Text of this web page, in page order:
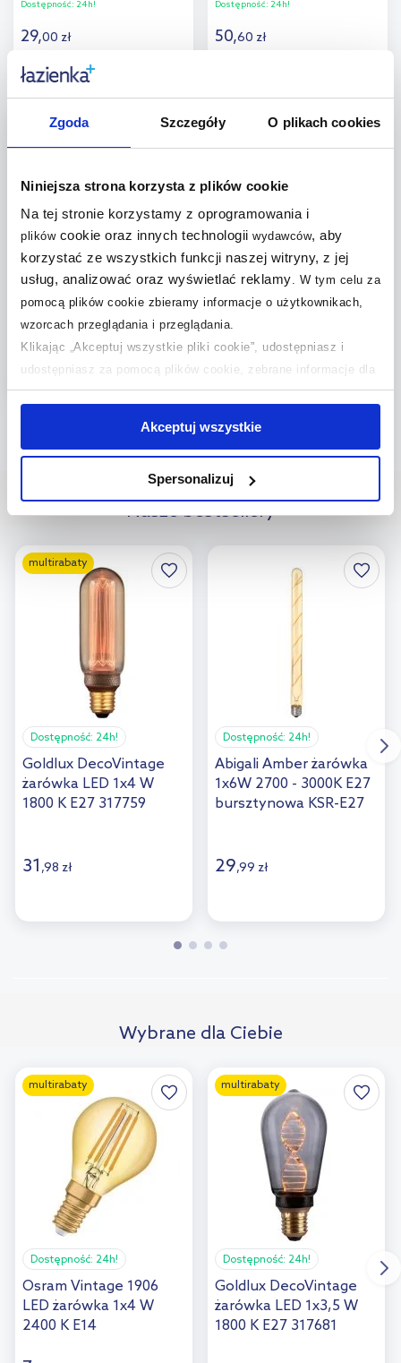
Zgoda Szczegóły O plikach cookies
Niniejsza strona korzysta z plików cookie
Na tej stronie korzystamy z oprogramowania i
plikówcookie oraz innych technologii wydawców, aby
korzystać ze wszystkich funkcji naszej witryny, z jej
usług, analizować oraz wyświetlać reklamy. W tym celu za
pomocą plików cookie zbieramy informacje o użytkownikach,
wzorcach przeglądania i przeglądania.
Klikając „Akceptuj wszystkie pliki cookie”, udostępniasz i
udostępniasz za pomocą plików cookie, zebrane informacje dla
użytkowników zewnętrznych, a także nasi partnerzy reklamowi.
jednak, że zablokowane niektóre pliki cookie mogą mieć wpływ
na sposób dostarczania treści niedostosowanych do potrzeb
informacji na temat plików cookie i tego, dlaczego ich przepisy,
przejdź do zakładek „Informacje o plikach cookie”.
Akceptuj wszystkie
Spersonalizuj
Dostępność: 24h!
29,00 zł
Do koszyka
Dodaj do
Dostępność: 24h!
50,60 zł
Do koszyka
Dodaj do
Markslöjd Lines żarówka LED
1x4 W 2200 K E27 108727
Dostępność:
97,00 zł
Do koszyka
Nasze bestsellery
multirabaty
Dostępność: 24h!
Goldlux DecoVintage
żarówka LED 1x4 W
1800 K E27 317759
31 ,98 zł
Dostępność: 24h!
Abigali Amber żarówka
1x6W 2700 - 3000K E27
bursztynowa KSR-E27
29,99 zł
Wybrane dla Ciebie
multirabaty
Dostępność: 24h!
Osram Vintage 1906
LED żarówka 1x4 W
2400 K E14
multirabaty
Dostępność: 24h!
Goldlux DecoVintage
żarówka LED 1x3,5 W
1800 K E27 317681